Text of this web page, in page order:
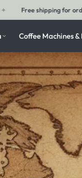
Bahrain ✦ Free
Coffee Machines